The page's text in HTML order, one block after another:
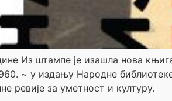
Из штампе је изашла нова
~ у издању Народне
ревије за уметност и културу.